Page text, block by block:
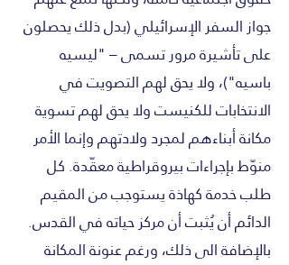
جواز السفر الإسرائيلي (بدل ذلك يحصلون
على تأشيرة مرور تسمى – "ليسيه
باسيه")، ولا يحق لهم التصويت في
الانتخابات للكنيست ولا يحق لهم تسوية
مكانة أبناءهم لمجرد ولادتهم وإنما الأمر
منوّط بإجراءات بيروقراطية معقّدة. كل
طلب خدمة كهاذة يستوجب من المقيم
الدائم أن يُثبت أن مركز حياته في القدس.
بالإضافة الى ذلك، ورغم عنونة المكانة